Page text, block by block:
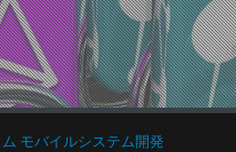
モバイルシステム開発